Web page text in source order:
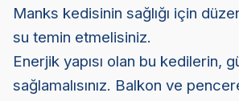
Manks kedisinin sağlığı için
su temin etmelisiniz.
Enerjik yapısı olan bu kedilerin,
sağlamalısınız. Balkon ve